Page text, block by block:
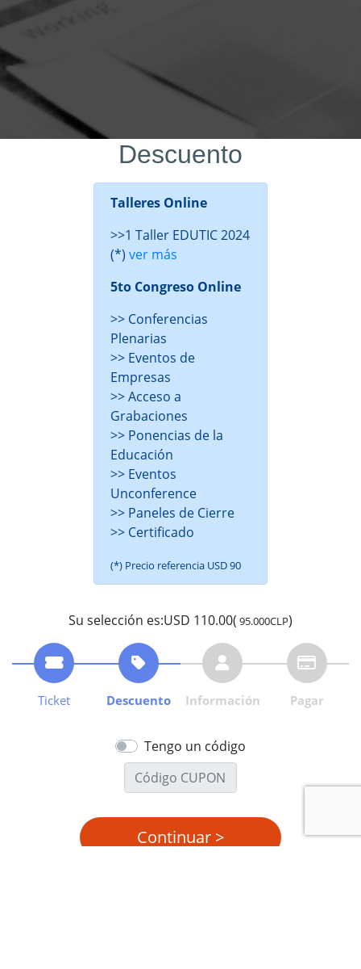
Descuento
Talleres Online
>>1 Taller EDUTIC 2024
(*) ver más
5to Congreso Online
>> Conferencias
Plenarias
>> Eventos de
Empresas
>> Acceso a
Grabaciones
>> Ponencias de la
Educación
>> Eventos
Unconference
>> Paneles de Cierre
>> Certificado
(*) Precio referencia USD 90
Su selección es:USD 110.00( 95.000CLP)
Ticket Descuento Información Pagar
Tengo un código